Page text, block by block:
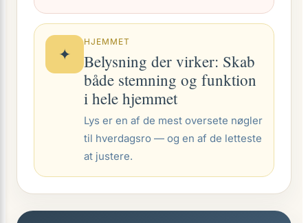
✦
HJEMMET
Belysning der virker: Skab
både stemning og funktion
i hele hjemmet
Lys er en af de mest oversete nøgler
til hverdagsro — og en af de letteste
at justere.